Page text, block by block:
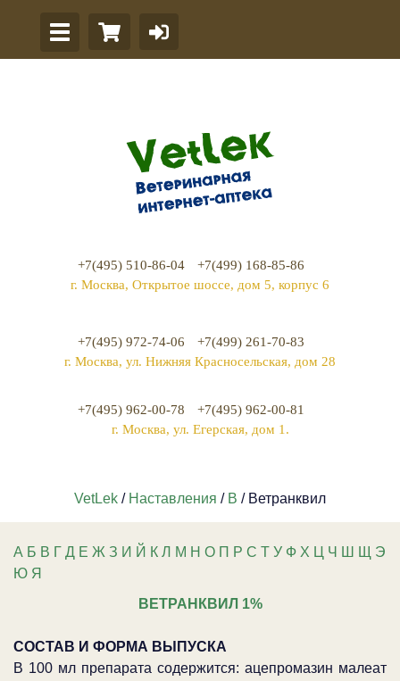
+7(495) 510-86-04
+7(499) 168-85-86
г. Москва, Открытое шоссе, дом 5, корпус 6
+7(495) 972-74-06
+7(499) 261-70-83
г. Москва, ул. Нижняя Красносельская, дом 28
+7(495) 962-00-78
+7(495) 962-00-81
г. Москва, ул. Егерская, дом 1.
VetLek / Наставления / В / Ветранквил
А Б В Г Д Е Ж З И Й К Л М Н О П Р С Т У Ф Х Ц Ч Ш Щ
Э
Ю Я
ВЕТРАНКВИЛ 1%
СОСТАВ И ФОРМА ВЫПУСКА
В 100 мл препарата содержится: ацепромазин малеат